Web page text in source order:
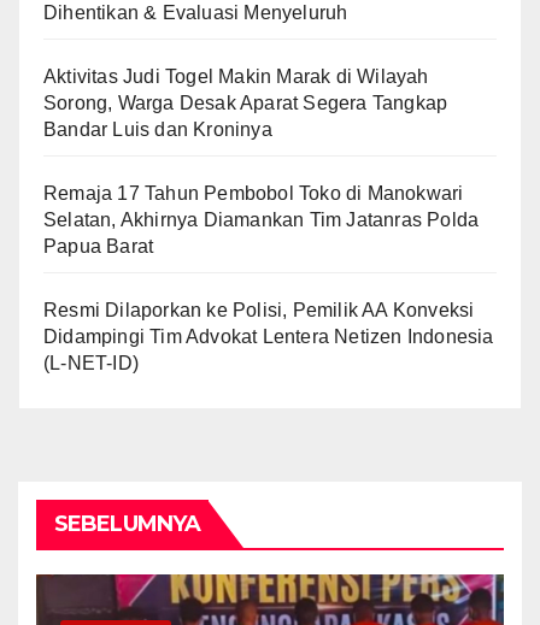
Dihentikan & Evaluasi Menyeluruh
Aktivitas Judi Togel Makin Marak di Wilayah
Sorong, Warga Desak Aparat Segera Tangkap
Bandar Luis dan Kroninya
Remaja 17 Tahun Pembobol Toko di Manokwari
Selatan, Akhirnya Diamankan Tim Jatanras Polda
Papua Barat
Resmi Dilaporkan ke Polisi, Pemilik AA Konveksi
Didampingi Tim Advokat Lentera Netizen Indonesia
(L-NET-ID)
SEBELUMNYA